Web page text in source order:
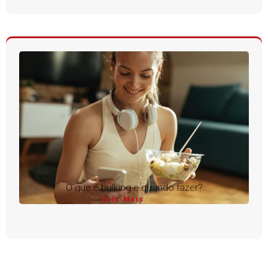
O que é bulking e quando fazer?
Leia Mais